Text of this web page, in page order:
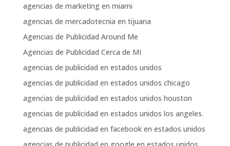
agencias de marketing en miami
agencias de mercadotecnia en tijuana
Agencias de Publicidad Around Me
Agencias de Publicidad Cerca de MI
agencias de publicidad en estados unidos
agencias de publicidad en estados unidos chicago
agencias de publicidad en estados unidos houston
agencias de publicidad en estados unidos los angeles.
agencias de publicidad en facebook en estados unidos
agencias de publicidad en google en estados unidos